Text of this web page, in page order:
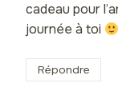
cadeau pour
journée à toi
Répondre